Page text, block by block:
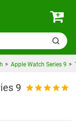
Apple Watch Series 9
9